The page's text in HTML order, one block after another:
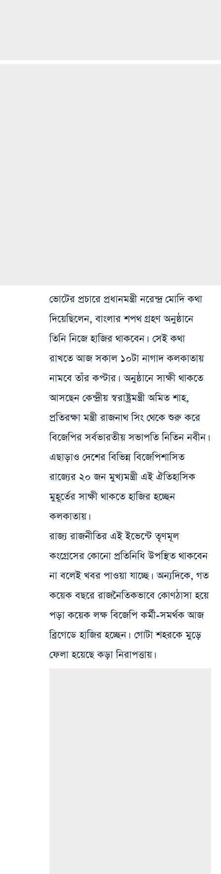
ভোটের প্রচারে প্রধানমন্ত্রী নরেন্দ্র মোদি কথা
দিয়েছিলেন, বাংলার শপথ গ্রহণ অনুষ্ঠানে
তিনি নিজে হাজির থাকবেন। সেই কথা
রাখতে আজ সকাল ১০টা নাগাদ কলকাতায়
নামবে তাঁর কপ্টার। অনুষ্ঠানে সাক্ষী থাকতে
আসছেন কেন্দ্রীয় স্বরাষ্ট্রমন্ত্রী অমিত শাহ,
প্রতিরক্ষা মন্ত্রী রাজনাথ সিং থেকে শুরু করে
বিজেপির সর্বভারতীয় সভাপতি নিতিন নবীন।
এছাড়াও দেশের বিভিন্ন বিজেপিশাসিত
রাজ্যের ২০ জন মুখ্যমন্ত্রী এই ঐতিহাসিক
মুহূর্তের সাক্ষী থাকতে হাজির হচ্ছেন
কলকাতায়।
রাজ্য রাজনীতির এই ইভেন্টে তৃণমূল
কংগ্রেসের কোনো প্রতিনিধি উপস্থিত থাকবেন
না বলেই খবর পাওয়া যাচ্ছে। অন্যদিকে, গত
কয়েক বছরে রাজনৈতিকভাবে কোণঠাসা হয়ে
পড়া কয়েক লক্ষ বিজেপি কর্মী-সমর্থক আজ
ব্রিগেডে হাজির হচ্ছেন। গোটা শহরকে মুড়ে
ফেলা হয়েছে কড়া নিরাপত্তায়।